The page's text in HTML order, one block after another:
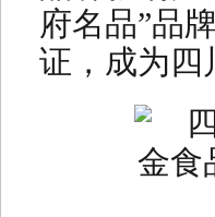
府名品”品
证，成为四